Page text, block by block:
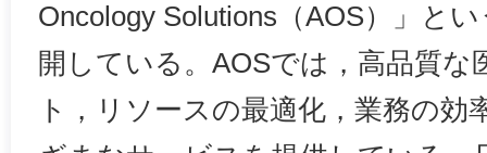
Oncology Solutions（AOS）」と
開している。AOSでは，高品質な
ト，リソースの最適化，業務の効